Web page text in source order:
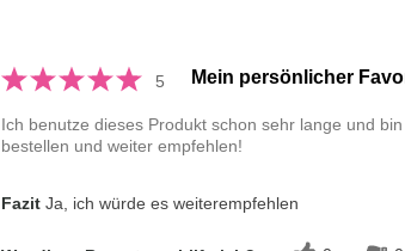
5 Mein persönlicher
Ich benutze dieses Produkt schon sehr lange und
bestellen und weiter empfehlen!
FazitJa, ich würde es weiterempfehlen